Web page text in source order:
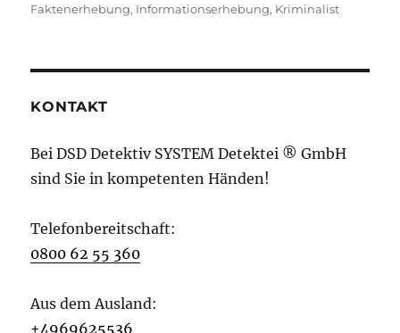
Faktenerhebung, Informationserhebung, Kriminalist
KONTAKT
Bei DSD Detektiv SYSTEM Detektei ® GmbH
sind Sie in kompetenten Händen!
Telefonbereitschaft:
0800 62 55 360
Aus dem Ausland:
+4969625536